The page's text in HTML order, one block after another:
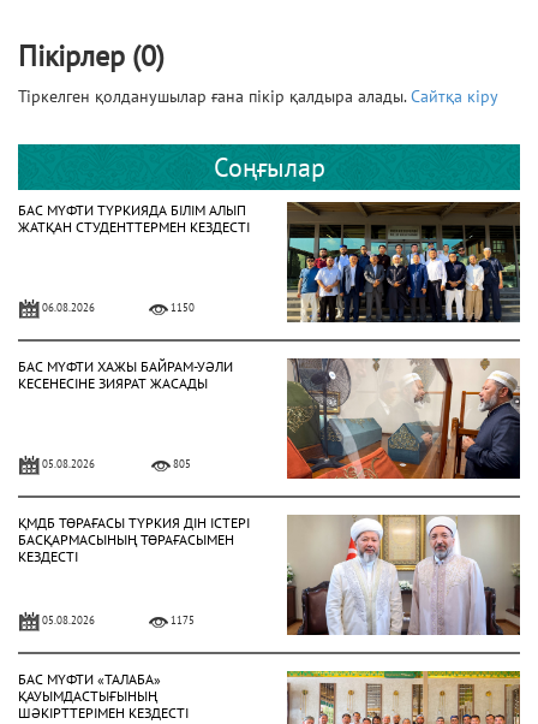
Пікірлер (0)
Тіркелген қолданушылар ғана пікір қалдыра алады.Сайтқа кіру
Соңғылар
БАС МҮФТИ ТҮРКИЯДА БІЛІМ АЛЫП
ЖАТҚАН СТУДЕНТТЕРМЕН КЕЗДЕСТІ
06.08.2026 1150
БАС МҮФТИ ХАЖЫ БАЙРАМ-УӘЛИ
КЕСЕНЕСІНЕ ЗИЯРАТ ЖАСАДЫ
05.08.2026 805
ҚМДБ ТӨРАҒАСЫ ТҮРКИЯ ДІН ІСТЕРІ
БАСҚАРМАСЫНЫҢ ТӨРАҒАСЫМЕН
КЕЗДЕСТІ
05.08.2026 1175
БАС МҮФТИ «ТАЛАБА»
ҚАУЫМДАСТЫҒЫНЫҢ
ШӘКІРТТЕРІМЕН КЕЗДЕСТІ